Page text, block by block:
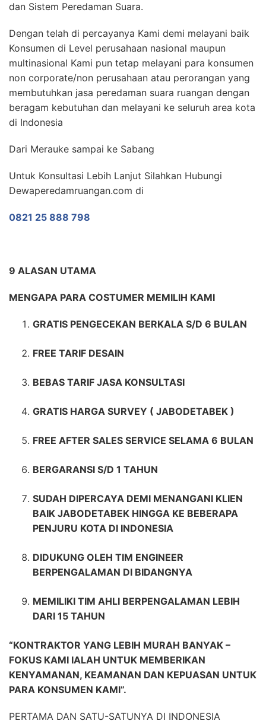
dan Sistem Peredaman Suara.
Dengan telah di percayanya Kami demi melayani baik
Konsumen di Level perusahaan nasional maupun
multinasional Kami pun tetap melayani para konsumen
non corporate/non perusahaan atau perorangan yang
membutuhkan jasa peredaman suara ruangan dengan
beragam kebutuhan dan melayani ke seluruh area kota
di Indonesia
Dari Merauke sampai ke Sabang
Untuk Konsultasi Lebih Lanjut Silahkan Hubungi
Dewaperedamruangan.com di
0821 25 888 798
9 ALASAN UTAMA
MENGAPA PARA COSTUMER MEMILIH KAMI
GRATIS PENGECEKAN BERKALA S/D 6 BULAN
FREE TARIF DESAIN
BEBAS TARIF JASA KONSULTASI
GRATIS HARGA SURVEY ( JABODETABEK )
FREE AFTER SALES SERVICE SELAMA 6 BULAN
BERGARANSI S/D 1 TAHUN
SUDAH DIPERCAYA DEMI MENANGANI KLIEN
BAIK JABODETABEK HINGGA KE BEBERAPA
PENJURU KOTA DI INDONESIA
DIDUKUNG OLEH TIM ENGINEER
BERPENGALAMAN DI BIDANGNYA
MEMILIKI TIM AHLI BERPENGALAMAN LEBIH
DARI 15 TAHUN
“KONTRAKTOR YANG LEBIH MURAH BANYAK –
FOKUS KAMI IALAH UNTUK MEMBERIKAN
KENYAMANAN, KEAMANAN DAN KEPUASAN UNTUK
PARA KONSUMEN KAMI”.
PERTAMA DAN SATU-SATUNYA DI INDONESIA